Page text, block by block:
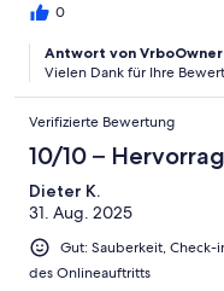
0
Antwort von VrboOwner
Vielen Dank für Ihre
Verifizierte Bewertung
10/10 –
Dieter K.
31. Aug. 2025
Gut: Sauberkeit, Check-
des Onlineauftritts